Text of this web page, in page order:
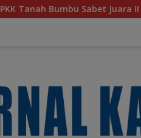
Juara II Tim Banjar